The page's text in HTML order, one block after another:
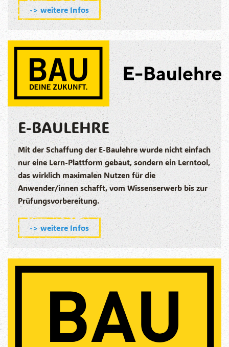
-> weitere Infos
E-BAULEHRE
Mit der Schaffung der E-Baulehre wurde nicht einfach
nur eine Lern-Plattform gebaut, sondern ein Lerntool,
das wirklich maximalen Nutzen für die
Anwender/innen schafft, vom Wissenserwerb bis zur
Prüfungsvorbereitung.
-> weitere Infos